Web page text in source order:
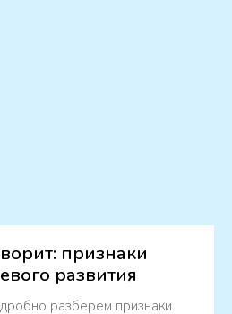
признаки
развития
разберем признаки